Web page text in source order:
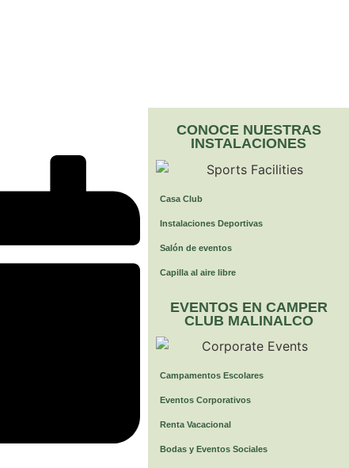
CONOCE NUESTRAS
INSTALACIONES
Casa Club
Instalaciones Deportivas
Salón de eventos
Capilla al aire libre
EVENTOS EN CAMPER
CLUB MALINALCO
Campamentos Escolares
Eventos Corporativos
Renta Vacacional
Bodas y Eventos Sociales